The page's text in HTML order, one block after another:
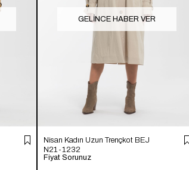
GELINCE HABER VER
Nisan Kadın Uzun Trençkot BEJ
N21-1232
Fiyat Sorunuz